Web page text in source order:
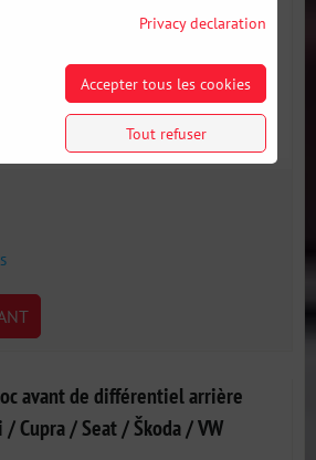
avant de différentiel arrière
/ Cupra / Seat / Škoda / VW
Privacy declaration
Accepter tous les cookies
Tout refuser